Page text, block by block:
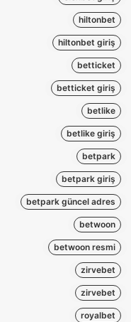
hiltonbet
hiltonbet giriş
betticket
betticket giriş
betlike
betlike giriş
betpark
betpark giriş
betpark güncel adres
betwoon
betwoon resmi
zirvebet
zirvebet
royalbet